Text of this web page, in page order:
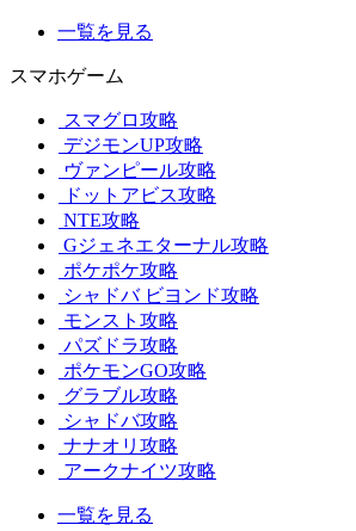
一覧を見る
スマホゲーム
スマグロ攻略
デジモンUP攻略
ヴァンピール攻略
ドットアビス攻略
NTE攻略
Gジェネエターナル攻略
ポケポケ攻略
シャドバ ビヨンド攻略
モンスト攻略
パズドラ攻略
ポケモンGO攻略
グラブル攻略
シャドバ攻略
ナナオリ攻略
アークナイツ攻略
一覧を見る